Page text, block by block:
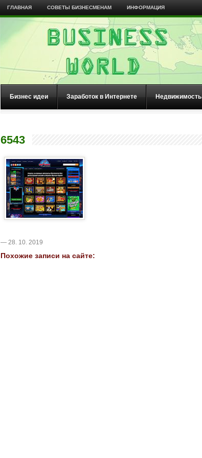
ГЛАВНАЯ СОВЕТЫ БИЗНЕСМЕНАМ ИНФОРМАЦИЯ
Бизнес идеи Заработок в Интернете Недвижимость
6543
— 28. 10. 2019
Похожие записи на сайте: